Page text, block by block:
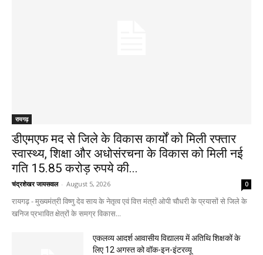
रायगढ़
डीएमएफ मद से जिले के विकास कार्यों को मिली रफ्तार
स्वास्थ्य, शिक्षा और अधोसंरचना के विकास को मिली नई
गति 15.85 करोड़ रुपये की...
चंद्रशेखर जायसवाल - August 5, 2026 0
रायगढ़ - मुख्यमंत्री विष्णु देव साय के नेतृत्व एवं वित्त मंत्री ओपी चौधरी के प्रयासों से जिले के
खनिज प्रभावित क्षेत्रों के समग्र विकास...
एकलव्य आदर्श आवासीय विद्यालय में अतिथि शिक्षकों के
लिए 12 अगस्त को वॉक-इन-इंटरव्यू